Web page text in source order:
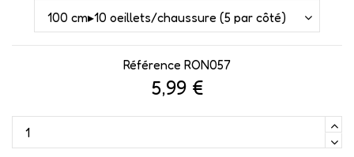
Référence RON057
5,99 €